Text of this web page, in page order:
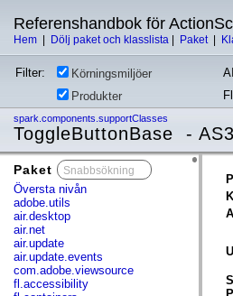
Referenshandbok för
Hem Dölj paket och klasslista Paket
Filter: Körningsmiljöer
Produkter
spark.components.supportClasses
ToggleButtonBase -
Paket
Översta nivån
adobe.utils
air.desktop
air.net
air.update
air.update.events
com.adobe.viewsource
fl.accessibility